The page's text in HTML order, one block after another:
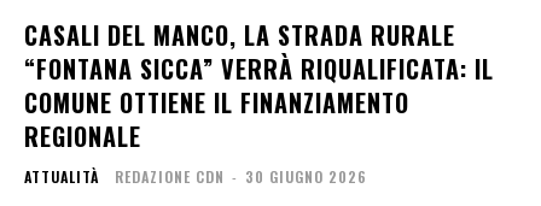
CASALI DEL MANCO, LA STRADA RURALE
“FONTANA SICCA” VERRÀ RIQUALIFICATA: IL
COMUNE OTTIENE IL FINANZIAMENTO
REGIONALE
ATTUALITÀ REDAZIONE CDN - 30 GIUGNO 2026